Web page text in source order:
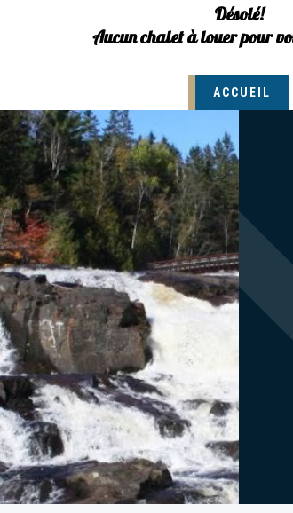
Désolé!
Aucun chalet à louer pour
ACCUEIL